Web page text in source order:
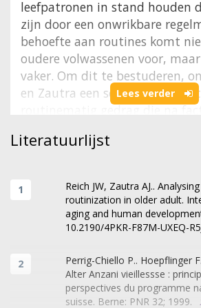
Lees verder
leefpatronen in stand houden
zijn door een onwrikbare
behoefte aan routines komt
oudere volwassenen voor,
vaker. Om dit te bestuderen,
en Zautra een schaal met
routinematig gedrag die na
dimensie (Iedere dag orde en
uitdrukken voor
hebben op orde, routine en
Factor 2 (Niet houden van
de items die onvrede
onverwachte of nieuwe
vonden een negatieve
scores op factor 2 en een
Literatuurlijst
Reich JW, Zautra AJ..
routinization in older adult.
aging and human
10.2190/4PKR-F87M-UXEQ-
Perrig-Chiello P.. Hoepflinger
Alter Anzani vieillessse :
perspectives du programme
suisse. Berne: PNR 32; 1999.